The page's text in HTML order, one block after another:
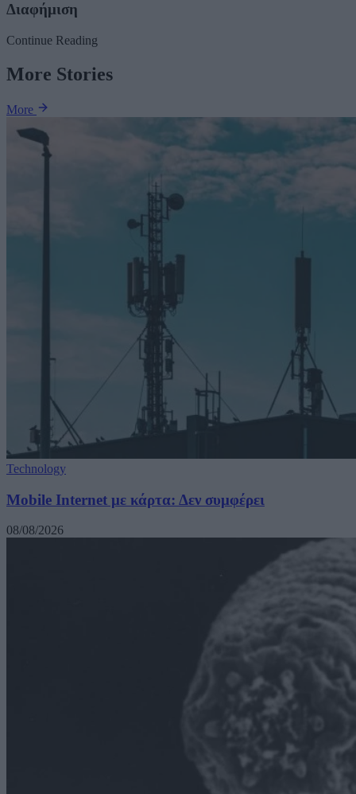
Διαφήμιση
Continue Reading
More Stories
More
Technology
Mobile Internet με κάρτα: Δεν συμφέρει
08/08/2026